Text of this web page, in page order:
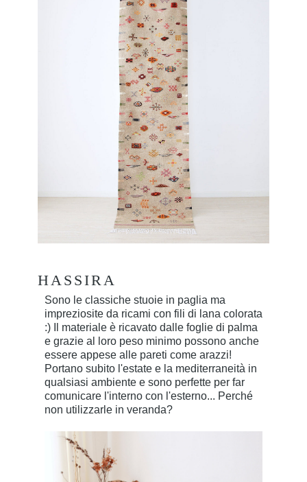
HASSIRA
Sono le classiche stuoie in paglia ma
impreziosite da ricami con fili di lana colorata
:) Il materiale è ricavato dalle foglie di palma
e grazie al loro peso minimo possono anche
essere appese alle pareti come arazzi!
Portano subito l'estate e la mediterraneità in
qualsiasi ambiente e sono perfette per far
comunicare l'interno con l'esterno... Perché
non utilizzarle in veranda?